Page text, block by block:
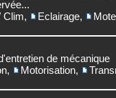
Clim, Eclairage,
de mécanique
, Motorisation,